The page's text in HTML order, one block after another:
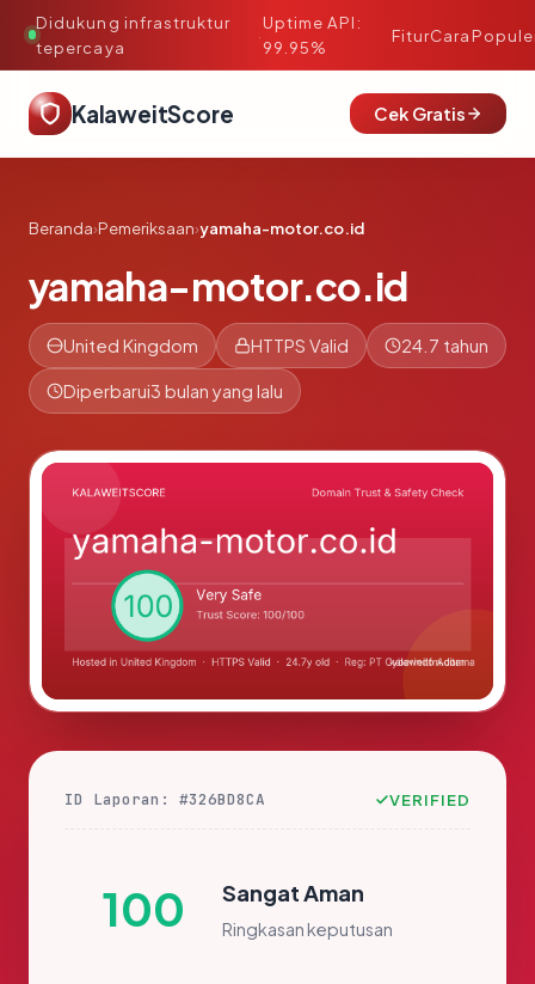
Didukung infrastruktur
tepercaya
·
Uptime API:
99.95%
FiturCara
KalaweitScore Cek Gratis
Beranda›Pemeriksaan›yamaha-motor.co.id
yamaha-motor.co.id
United Kingdom HTTPS Valid 24.7 tahun
Diperbarui3 bulan yang lalu
ID Laporan: #326BD8CA VERIFIED
100 Sangat Aman
Ringkasan keputusan